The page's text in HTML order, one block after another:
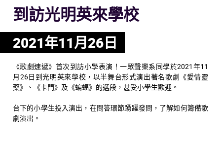
到訪光明英來學校
2021年11月26日
《歌劇速遞》首次到訪小學表演！一眾聲樂系同學於2021年11
月26日到光明英來學校，以半舞台形式演出著名歌劇《愛情靈
藥》、《卡門》及《蝙蝠》的選段，甚受小學生歡迎。
台下的小學生投入演出，在問答環節踴躍發問，了解如何籌備歌
劇演出。